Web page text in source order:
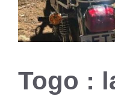
Togo :